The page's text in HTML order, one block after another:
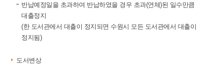
반납예정일을 초과하여 반납하였을 경우 초과(연체)된 일수만큼
대출정지
(한 도서관에서 대출이 정지되면 수원시 모든 도서관에서 대출이
정지됨)
도서변상